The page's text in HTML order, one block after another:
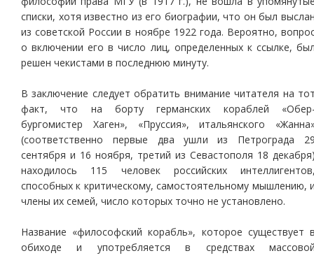
списки, хотя известно из его биографии, что он был
из советской России в ноябре 1922 года. Вероятно,
о включении его в число лиц, определенных к ссылке,
решен чекистами в последнюю минуту.
В заключение следует обратить внимание читателя на
факт, что на борту германских кораблей
бургомистер Хаген», «Пруссия», итальянского
(соответственно первые два ушли из Петрограда
сентября и 16 ноября, третий из Севастополя 18
находилось 115 человек российских
способных к критическому, самостоятельному мышлению,
члены их семей, число которых точно не установлено.
Название «философский корабль», которое существует
обиходе и употребляется в средствах